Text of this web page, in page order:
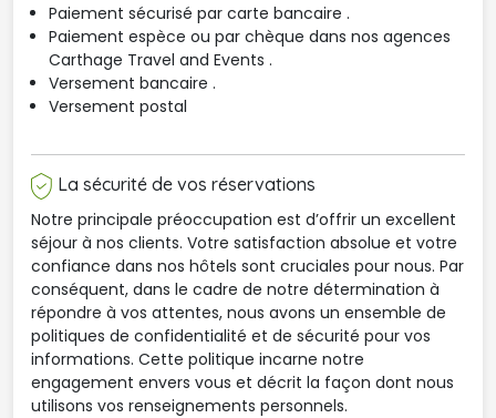
Paiement sécurisé par carte bancaire .
Paiement espèce ou par chèque dans nos agences
Carthage Travel and Events .
Versement bancaire .
Versement postal
La sécurité de vos réservations
Notre principale préoccupation est d’offrir un excellent
séjour à nos clients. Votre satisfaction absolue et votre
confiance dans nos hôtels sont cruciales pour nous. Par
conséquent, dans le cadre de notre détermination à
répondre à vos attentes, nous avons un ensemble de
politiques de confidentialité et de sécurité pour vos
informations. Cette politique incarne notre
engagement envers vous et décrit la façon dont nous
utilisons vos renseignements personnels.